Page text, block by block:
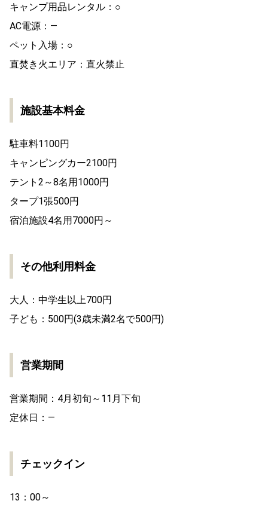
キャンプ用品レンタル：○
AC電源：―
ペット入場：○
直焚き火エリア：直火禁止
施設基本料金
駐車料1100円
キャンピングカー2100円
テント2～8名用1000円
タープ1張500円
宿泊施設4名用7000円～
その他利用料金
大人：中学生以上700円
子ども：500円(3歳未満2名で500円)
営業期間
営業期間：4月初旬～11月下旬
定休日：―
チェックイン
13：00～